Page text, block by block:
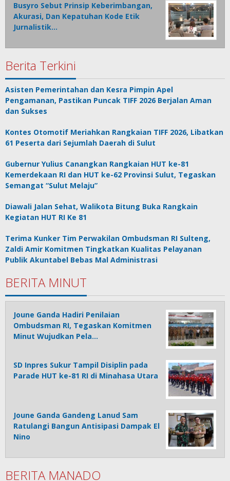
Busyro Sebut Prinsip Keberimbangan,
Akurasi, Dan Kepatuhan Kode Etik
Jurnalistik…
Berita Terkini
Asisten Pemerintahan dan Kesra Pimpin Apel
Pengamanan, Pastikan Puncak TIFF 2026 Berjalan Aman
dan Sukses
Kontes Otomotif Meriahkan Rangkaian TIFF 2026, Libatkan
61 Peserta dari Sejumlah Daerah di Sulut
Gubernur Yulius Canangkan Rangkaian HUT ke-81
Kemerdekaan RI dan HUT ke-62 Provinsi Sulut, Tegaskan
Semangat “Sulut Melaju”
Diawali Jalan Sehat, Walikota Bitung Buka Rangkain
Kegiatan HUT RI Ke 81
Terima Kunker Tim Perwakilan Ombudsman RI Sulteng,
Zaldi Amir Komitmen Tingkatkan Kualitas Pelayanan
Publik Akuntabel Bebas Mal Administrasi
BERITA MINUT
Joune Ganda Hadiri Penilaian
Ombudsman RI, Tegaskan Komitmen
Minut Wujudkan Pela…
SD Inpres Sukur Tampil Disiplin pada
Parade HUT ke-81 RI di Minahasa Utara
Joune Ganda Gandeng Lanud Sam
Ratulangi Bangun Antisipasi Dampak El
Nino
BERITA MANADO